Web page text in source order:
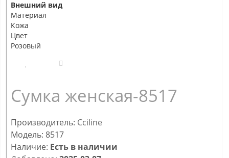
Внешний вид
Материал
Кожа
Цвет
Розовый
Сумка женская-8517
Производитель: Cciline
Модель: 8517
Наличие: Есть в наличии